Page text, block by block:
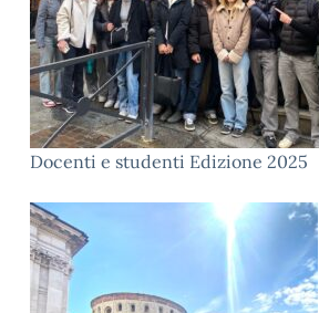
Docenti e studenti Edizione 2025